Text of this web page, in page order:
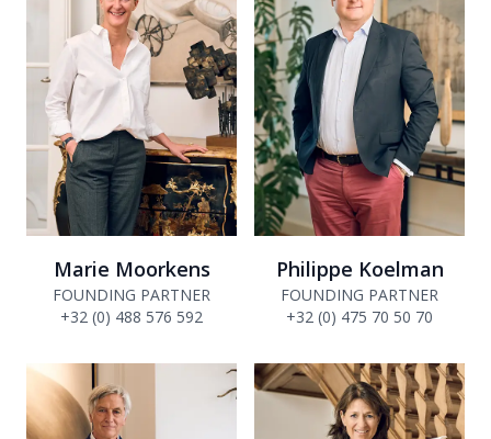
Marie Moorkens
FOUNDING PARTNER
+32 (0) 488 576 592
Philippe Koelman
FOUNDING PARTNER
+32 (0) 475 70 50 70